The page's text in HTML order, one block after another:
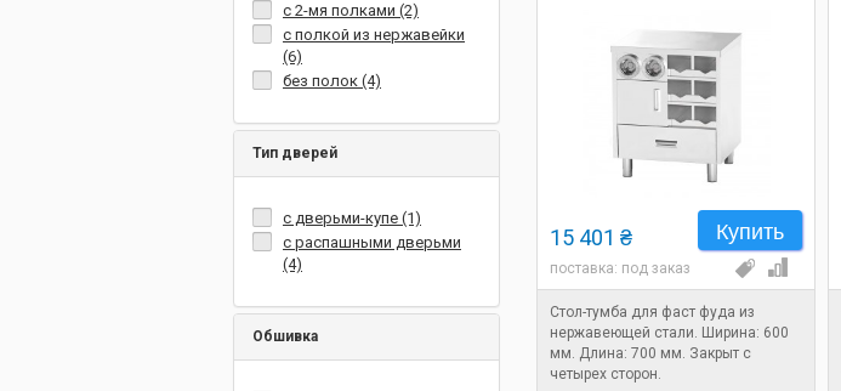
Купить
15 401 ₴
поставка: под заказ
Стол-тумба для фаст фуда из
нержавеющей стали. Ширина: 600
мм. Длина: 700 мм. Закрыт с
четырех сторон.
с 2-мя полками (2)
с полкой из нержавейки
(6)
без полок (4)
Тип дверей
с дверьми-купе (1)
с распашными дверьми
(4)
Обшивка